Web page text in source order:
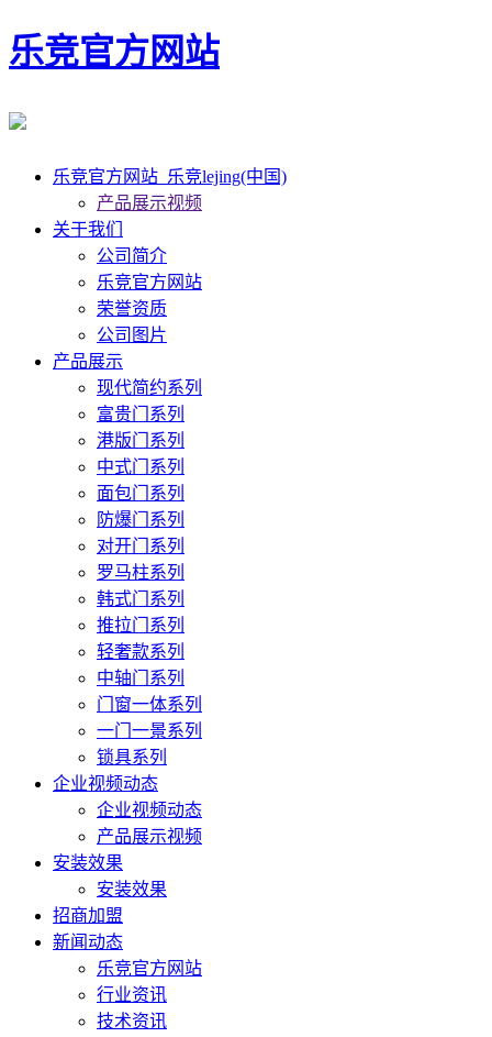
乐竞官方网站
乐竞官方网站_乐竞lejing(中国)
产品展示视频
关于我们
公司简介
乐竞官方网站
荣誉资质
公司图片
产品展示
现代简约系列
富贵门系列
港版门系列
中式门系列
面包门系列
防爆门系列
对开门系列
罗马柱系列
韩式门系列
推拉门系列
轻奢款系列
中轴门系列
门窗一体系列
一门一景系列
锁具系列
企业视频动态
企业视频动态
产品展示视频
安装效果
安装效果
招商加盟
新闻动态
乐竞官方网站
行业资讯
技术资讯